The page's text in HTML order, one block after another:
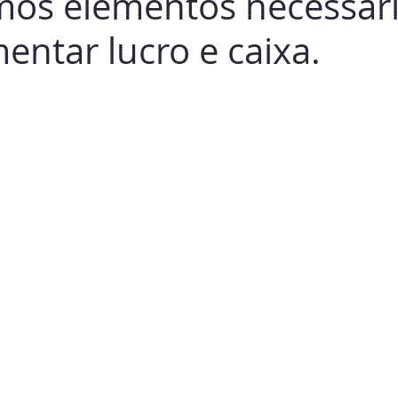
lucro e caixa.